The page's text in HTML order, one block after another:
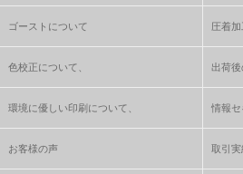
ゴーストについて 圧着
色校正について、 出荷後
環境に優しい印刷について、 情報セ
お客様の声 取引